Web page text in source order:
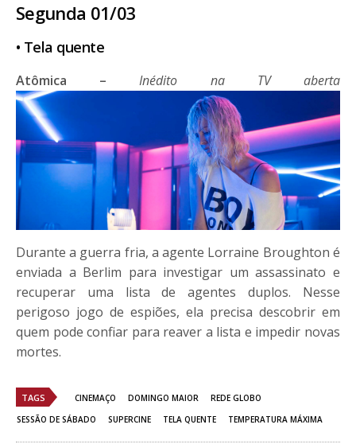
Segunda 01/03
• Tela quente
Atômica –Inédito na TV aberta
Durante a guerra fria, a agente Lorraine Broughton é
enviada a Berlim para investigar um assassinato e
recuperar uma lista de agentes duplos. Nesse
perigoso jogo de espiões, ela precisa descobrir em
quem pode confiar para reaver a lista e impedir novas
mortes.
TAGS CINEMAÇO DOMINGO MAIOR
REDE GLOBO
SESSÃO DE SÁBADO
SUPERCINE TELA QUENTE TEMPERATURA MÁXIMA